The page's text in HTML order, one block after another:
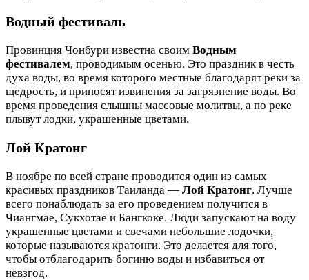
Водный фестиваль
Провинция Чонбури известна своим Водным
фестивалем, проводимым осенью. Это праздник в честь
духа воды, во время которого местные благодарят реки за
щедрость, и приносят извинения за загрязнение воды. Во
время проведения слышны массовые молитвы, а по реке
плывут лодки, украшенные цветами.
Лой Кратонг
В ноябре по всей стране проводится один из самых
красивых праздников Таиланда — Лой Кратонг. Лучше
всего понаблюдать за его проведением получится в
Чиангмае, Сукхотае и Бангкоке. Люди запускают на воду
украшенные цветами и свечами небольшие лодочки,
которые называются кратонги. Это делается для того,
чтобы отблагодарить богиню воды и избавиться от
невзгод.